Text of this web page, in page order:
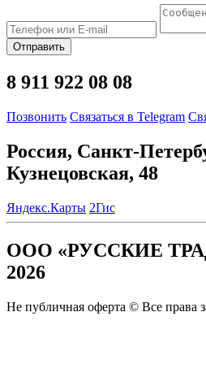
Отправить
8 911 922 08 08
Позвонить Связаться в Telegram
Россия, Санкт-
Кузнецовская, 48
Яндекс.Карты 2Гис
ООО «РУССКИЕ
2026
Не публичная оферта © Все права